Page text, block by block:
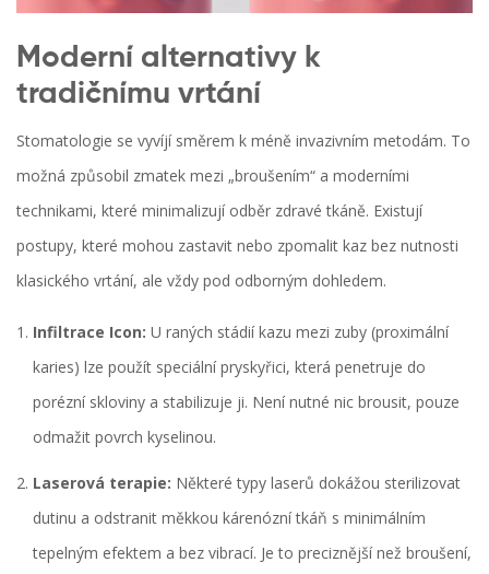
Moderní alternativy k
tradičnímu vrtání
Stomatologie se vyvíjí směrem k méně invazivním metodám. To
možná způsobil zmatek mezi „broušením“ a moderními
technikami, které minimalizují odběr zdravé tkáně. Existují
postupy, které mohou zastavit nebo zpomalit kaz bez nutnosti
klasického vrtání, ale vždy pod odborným dohledem.
Infiltrace Icon: U raných stádií kazu mezi zuby (proximální
karies) lze použít speciální pryskyřici, která penetruje do
porézní skloviny a stabilizuje ji. Není nutné nic brousit, pouze
odmažit povrch kyselinou.
Laserová terapie: Některé typy laserů dokážou sterilizovat
dutinu a odstranit měkkou kárenózní tkáň s minimálním
tepelným efektem a bez vibrací. Je to preciznější než broušení,